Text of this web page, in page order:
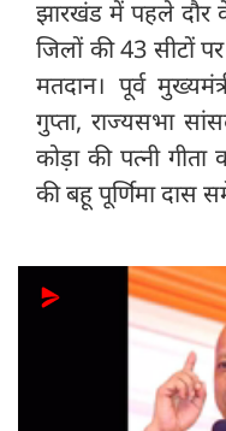
झारखंड में पहले दौर
जिलों की 43 सीटों
मतदान। पूर्व
गुप्ता, राज्यसभा
कोड़ा की पत्नी
की बहू पूर्णिमा दास